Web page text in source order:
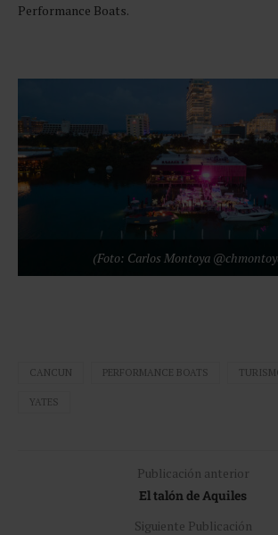
Performance Boats.
(Foto: Carlos Montoya
CANCUN PERFORMANCE BOATS
YATES
Publicación anterior
El talón de Aquiles
Siguiente Publicación